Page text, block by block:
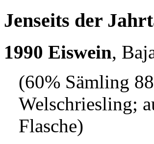
Jenseits der
1990 Eiswein,
(60% Sämling
Welschriesling;
Flasche)